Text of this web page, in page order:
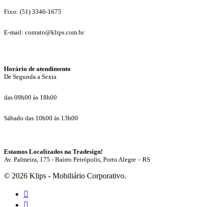
Fixo: (51) 3346-1675
E-mail: contato@klips.com.br
Horário de atendimento
De Segunda a Sexta
das 09h00 às 18h00
Sábado das 10h00 às 13h00
Estamos Localizados na Tradesign!
Av. Palmeira, 175 - Bairro Petrópolis, Porto Alegre – RS
© 2026 Klips - Mobiliário Corporativo.
facebook
instagram